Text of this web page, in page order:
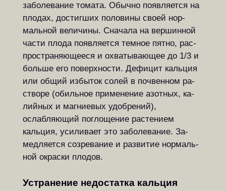
за­бо­ле­ва­ние то­ма­та. Обыч­но по­яв­ля­ет­ся на
плодах, до­с­тиг­ших по­ло­ви­ны своей нор­
маль­ной ве­ли­чи­ны. Сна­ча­ла на вер­шин­ной
части плода по­яв­ля­ет­ся тем­ное пят­но, рас­
про­с­т­ра­ня­ю­ще­е­ся и ох­ва­ты­ва­ю­щее до 1/3 и
больше его по­вер­х­но­с­ти. Дефицит кальция
или общий из­бы­ток со­лей в по­чвен­ном ра­
ство­ре (обиль­ное при­ме­не­ние азот­ных, ка­
лий­ных и маг­ни­е­вых удоб­ре­ний),
ослабляющий по­гло­ще­ние ра­с­те­ни­ем
кальция, усиливает это за­бо­ле­ва­ние. За­
мед­ля­ет­ся со­зре­ва­ние и раз­ви­тие нор­маль­
ной ок­рас­ки пло­дов.
Устранение недостатка каль­ция